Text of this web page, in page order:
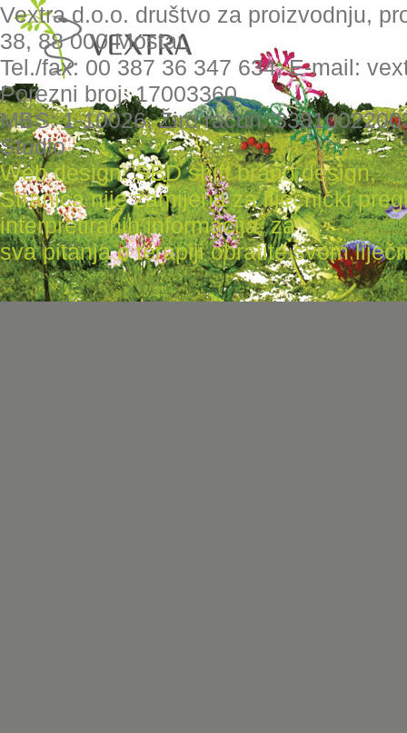
Vextra d.o.o. društvo za proizvodnju,
38, 88 000 Mostar,
Tel./fax: 00 387 36 347 634, E-mail:
Porezni broj: 17003360
MBS: 1-10026, Žiro račun:
Studio
Web design: SBD shift brand design,
Stranica nije zamijena za liječnički
interpretiranih informacija, za
sva pitanja o terapiji obratite svom